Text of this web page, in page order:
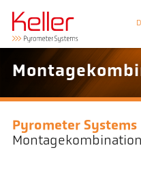
Pyrometer Systems